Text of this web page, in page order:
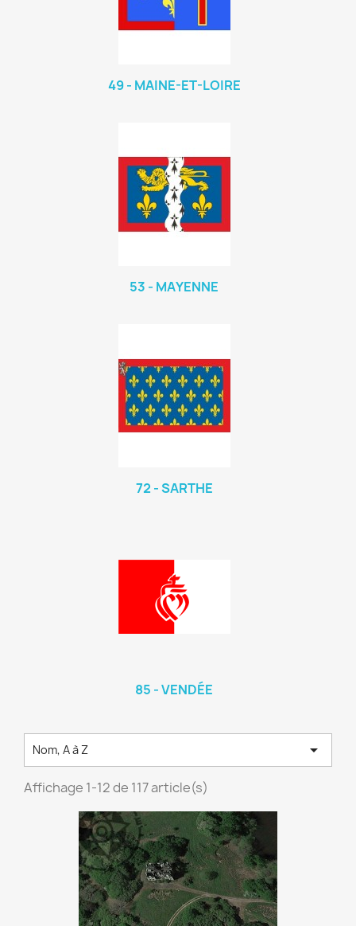
49 - MAINE-ET-LOIRE
53 - MAYENNE
72 - SARTHE
85 - VENDÉE
Nom, A à Z 
Affichage 1-12 de 117 article(s)